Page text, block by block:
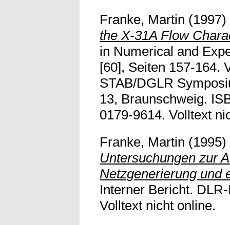
Franke, Martin (1997)
the X-31A Flow
in Numerical and
[60], Seiten 157-164.
STAB/DGLR
13, Braunschweig.
0179-9614. Volltext
Franke, Martin (1995)
Untersuchungen zur
Netzgenerierung und
Interner Bericht.
Volltext nicht online.